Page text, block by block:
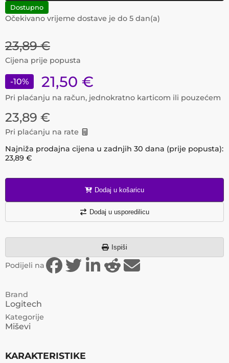
Dostupno
Očekivano vrijeme dostave je do 5 dan(a)
23,89 €
Cijena prije popusta
-10% 21,50 €
Pri plaćanju na račun, jednokratno karticom ili pouzećem
23,89 €
Pri plaćanju na rate
Najniža prodajna cijena u zadnjih 30 dana (prije popusta):
23,89 €
Dodaj u košaricu
Dodaj u usporedilicu
Ispiši
Podijeli na
Brand
Logitech
Kategorije
Miševi
KARAKTERISTIKE